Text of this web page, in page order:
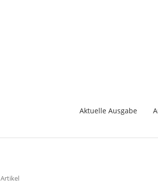
Aktuelle Ausgabe
Artikel